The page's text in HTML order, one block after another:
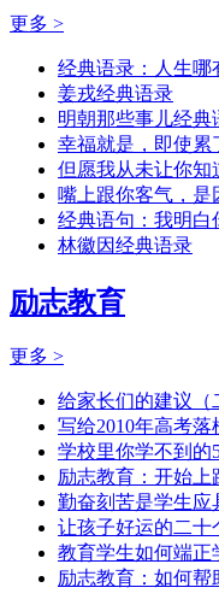
更多 >
经典语录：人生哪
姜戎经典语录
明朝那些事儿经典
幸福就是，即使累
但愿我从未让你知
嘴上跟你客气，
经典语句：我明白
林徽因经典语录
励志教育
更多 >
给家长们的建议（
写给2010年高考落
学校里你学不到的
励志教育：开始上
勤奋刻苦是学生应
让孩子好运的二十
教育学生如何端正
励志教育：如何帮